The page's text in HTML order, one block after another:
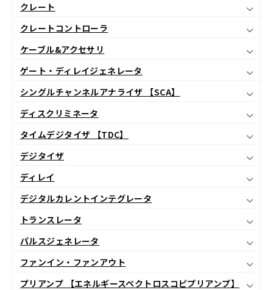
クレート
クレートコントローラ
ケーブル&アクセサリ
ゲート・ディレイジェネレータ
シングルチャンネルアナライザ 【SCA】
ディスクリミネータ
タイムデジタイザ 【TDC】
デジタイザ
ディレイ
デジタルカレントインテグレータ
トランスレータ
パルスジェネレータ
ファンイン・ファンアウト
プリアンプ 【エネルギースペクトロスコピプリアンプ】